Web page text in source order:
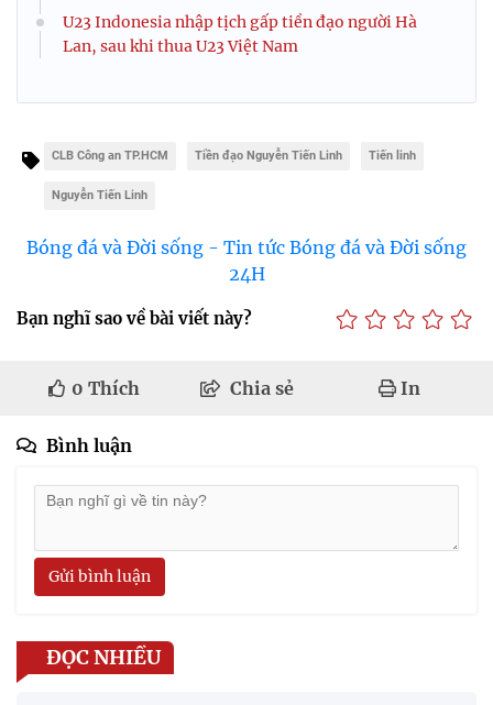
U23 Indonesia nhập tịch gấp tiền đạo người Hà
Lan, sau khi thua U23 Việt Nam
CLB Công an TP.HCM Tiền đạo Nguyễn Tiến Linh Tiến linh
Nguyễn Tiến Linh
Bóng đá và Đời sống - Tin tức Bóng đá và Đời sống
24H
Bạn nghĩ sao về bài viết này?
0 Thích Chia sẻ In
Bình luận
Gửi bình luận
ĐỌC NHIỀU